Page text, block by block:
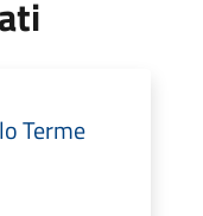
Terme